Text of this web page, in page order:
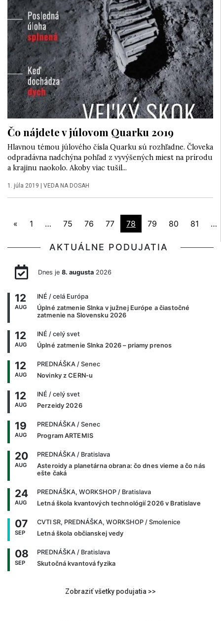
Čo nájdete v júlovom Quarku 2019
Hlavnou témou júlového čísla Quarku sú rozhľadne. Človeka
odpradávna nadchýna pohľad z vyvýšených miest na prírodu
a krajinu naokolo. Akoby viac tušil...
1. júla 2019 | VEDA NA DOSAH
« 1 … 75 76 77 78 79 80 81 …
AKTUÁLNE PODUJATIA
Dnes je 8. augusta2026
12
AUG
INÉ / celá Európa
Úplné zatmenie Slnka v južnej Európe a čiastočné
zatmenie na Slovensku 2026
12
AUG
INÉ / celý svet
Úplné zatmenie Slnka 2026 – priamy prenos
12
AUG
PREDNÁŠKA / Senec
Novinky z CERN-u
12
AUG
INÉ / celý svet
Perzeidy 2026
19
AUG
PREDNÁŠKA / Senec
Program ARTEMIS
20
AUG
PREDNÁŠKA / Bratislava
Asteroidy a planetárna obrana: čo dnes vieme a čo nás
ešte čaká
24
AUG
PREDNÁŠKA, WORKSHOP / Bratislava
Letná škola kvantových technológií 2026 v Bratislave
07
SEP
CVTI SR, PREDNÁŠKA, WORKSHOP / Smolenice
Letná škola občianskej vedy
08
SEP
PREDNÁŠKA / Bratislava
Skutočná kvantová fyzika
Zobraziť všetky podujatia >>